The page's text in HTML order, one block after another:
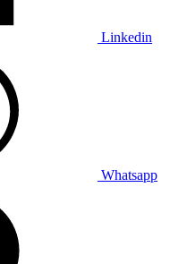
Linkedin
Whatsapp